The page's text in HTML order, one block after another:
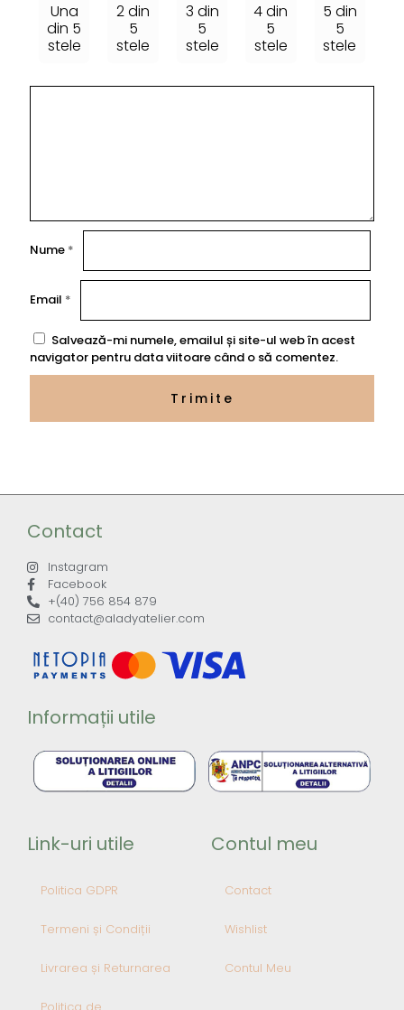
Una
din 5
stele
2 din
5
stele
3 din
5
stele
4 din
5
stele
5 din
5
stele
Nume *
Email *
Salvează-mi numele, emailul și site-ul web în acest
navigator pentru data viitoare când o să comentez.
Contact
Instagram
Facebook
+(40) 756 854 879
contact@aladyatelier.com
Informații utile
Link-uri utile
Politica GDPR
Termeni și Condiții
Livrarea și Returnarea
Politica de
Contul meu
Contact
Wishlist
Contul Meu